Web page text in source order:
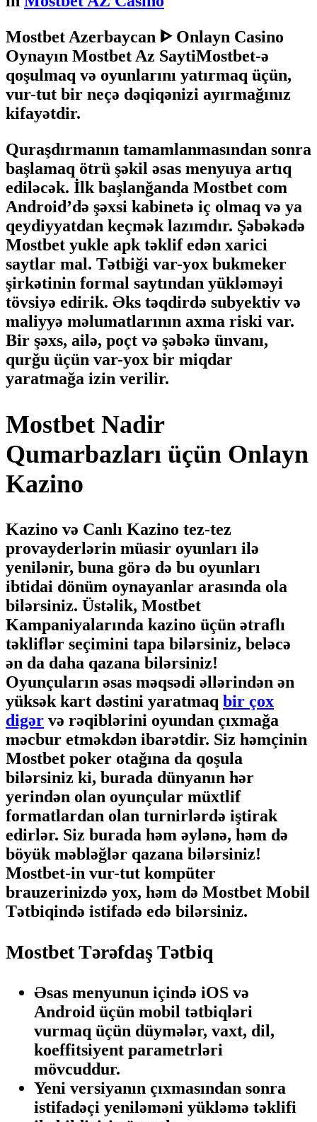
Mostbet Azerbaycan ᐈ Onlayn Casino
Oynayın Mostbet Az SaytiMostbet-ə
qoşulmaq və oyunlarını yatırmaq üçün,
vur-tut bir neçə dəqiqənizi ayırmağınız
kifayətdir.
Quraşdırmanın tamamlanmasından sonra
başlamaq ötrü şəkil əsas menyuya artıq
ediləcək. İlk başlanğanda Mostbet com
Android’də şəxsi kabinetə iç olmaq və ya
qeydiyyatdan keçmək lazımdır. Şəbəkədə
Mostbet yukle apk təklif edən xarici
saytlar mal. Tətbiği var-yox bukmeker
şirkətinin formal saytından yükləməyi
tövsiyə edirik. Əks təqdirdə subyektiv və
maliyyə məlumatlarının axma riski var.
Bir şəxs, ailə, poçt və şəbəkə ünvanı,
qurğu üçün var-yox bir miqdar
yaratmağa izin verilir.
Mostbet Nadir
Qumarbazları üçün Onlayn
Kazino
Kazino və Canlı Kazino tez-tez
provayderlərin müasir oyunları ilə
yenilənir, buna görə də bu oyunları
ibtidai dönüm oynayanlar arasında ola
bilərsiniz. Üstəlik, Mostbet
Kampaniyalarında kazino üçün ətraflı
təkliflər seçimini tapa bilərsiniz, beləcə
ən da daha qazana bilərsiniz!
Oyunçuların əsas məqsədi əllərindən ən
yüksək kart dəstini yaratmaq bir çox
digər və rəqiblərini oyundan çıxmağa
məcbur etməkdən ibarətdir. Siz həmçinin
Mostbet poker otağına da qoşula
bilərsiniz ki, burada dünyanın hər
yerindən olan oyunçular müxtlif
formatlardan olan turnirlərdə iştirak
edirlər. Siz burada həm əylənə, həm də
böyük məbləğlər qazana bilərsiniz!
Mostbet-in vur-tut kompüter
brauzerinizdə yox, həm də Mostbet Mobil
Tətbiqində istifadə edə bilərsiniz.
Mostbet Tərəfdaş Tətbiq
Əsas menyunun içində iOS və
Android üçün mobil tətbiqləri
vurmaq üçün düymələr, vaxt, dil,
koeffitsiyent parametrləri
mövcuddur.
Yeni versiyanın çıxmasından sonra
istifadəçi yeniləməni yükləmə təklifi